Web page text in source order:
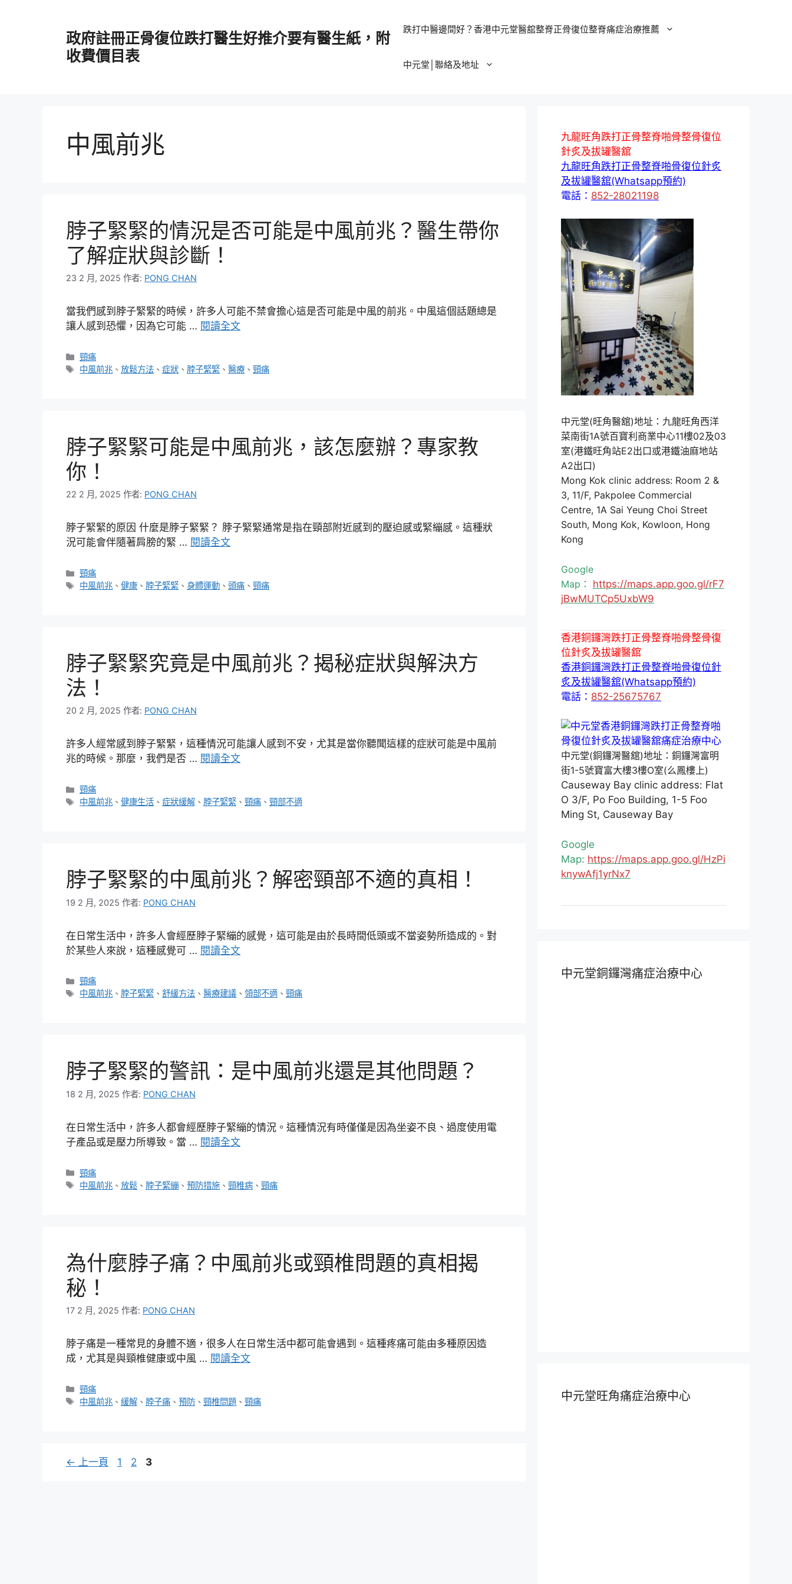
政府註冊正骨復位跌打醫生好推介要有醫生紙，附
收費價目表
跌打中醫邊間好？香港中元堂醫舘整脊正骨復位整脊痛症治療推薦
中元堂│聯絡及地址
中風前兆
脖子緊緊的情況是否可能是中風前兆？醫生帶你
了解症狀與診斷！
23 2 月, 2025 作者: PONG CHAN
當我們感到脖子緊緊的時候，許多人可能不禁會擔心這是否可能是中風的前兆。中風這個話題總是
讓人感到恐懼，因為它可能 … 閱讀全文
分
類
頸痛
標
中風前兆 、放鬆方法 、症狀 、 脖子緊緊 、醫療 、頸痛
脖子緊緊可能是中風前兆，該怎麼辦？專家教
你！
22 2 月, 2025 作者: PONG CHAN
脖子緊緊的原因 什麼是脖子緊緊？ 脖子緊緊通常是指在頸部附近感到的壓迫感或緊繃感。這種狀
況可能會伴隨著肩膀的緊 … 閱讀全文
分
類
頸痛
標
中風前兆 、健康 、 脖子緊緊 、身體運動 、頭痛 、頸痛
脖子緊緊究竟是中風前兆？揭秘症狀與解決方
法！
20 2 月, 2025 作者: PONG CHAN
許多人經常感到脖子緊緊，這種情況可能讓人感到不安，尤其是當你聽聞這樣的症狀可能是中風前
兆的時候。那麼，我們是否 … 閱讀全文
分
類
頸痛
標
中風前兆 、健康生活 、症狀緩解 、 脖子緊緊 、頸痛 、頸部不適
脖子緊緊的中風前兆？解密頸部不適的真相！
19 2 月, 2025 作者: PONG CHAN
在日常生活中，許多人會經歷脖子緊繃的感覺，這可能是由於長時間低頭或不當姿勢所造成的。對
於某些人來說，這種感覺可 … 閱讀全文
分
類
頸痛
標
中風前兆 、 脖子緊緊 、舒緩方法 、醫療建議 、領部不適 、頸痛
脖子緊緊的警訊：是中風前兆還是其他問題？
18 2 月, 2025 作者: PONG CHAN
在日常生活中，許多人都會經歷脖子緊繃的情況。這種情況有時僅僅是因為坐姿不良、過度使用電
子產品或是壓力所導致。當 … 閱讀全文
分
類
頸痛
標
中風前兆 、放鬆 、 脖子緊繃 、預防措施 、頸椎病 、頸痛
為什麼脖子痛？中風前兆或頸椎問題的真相揭
秘！
17 2 月, 2025 作者: PONG CHAN
脖子痛是一種常見的身體不適，很多人在日常生活中都可能會遇到。這種疼痛可能由多種原因造
成，尤其是與頸椎健康或中風 … 閱讀全文
分
類
頸痛
標
中風前兆 、緩解 、 脖子痛 、預防 、頸椎問題 、頸痛
← 上一頁
頁
1
頁
2
頁
3
九龍旺角跌打正骨整脊啪骨整骨復位
針炙及拔罐醫舘
九龍旺角跌打正骨整脊啪骨復位針炙
及拔罐醫舘(Whatsapp預約)
電話： 852-28021198
中元堂(旺角醫舘)地址：九龍旺角西洋
菜南街1A號百寶利商業中心11樓02及03
室(港鐵旺角站E2出口或港鐵油麻地站
A2出口)
Mong Kok clinic address: Room 2 &
3, 11/F, Pakpolee Commercial
Centre, 1A Sai Yeung Choi Street
South, Mong Kok, Kowloon, Hong
Kong
Google
Map： https://maps.app.goo.gl/rF7
jBwMUTCp5UxbW9
香港銅鑼灣跌打正骨整脊啪骨整骨復
位針炙及拔罐醫舘
香港銅鑼灣跌打正骨整脊啪骨復位針
炙及拔罐醫舘(Whatsapp預約)
電話： 852-25675767
中元堂(銅鑼灣醫舘)地址：銅鑼灣富明
街1-5號寶富大樓3樓O室(么鳳樓上)
Causeway Bay clinic address: Flat
O 3/F, Po Foo Building, 1-5 Foo
Ming St, Causeway Bay
Google
Map: https://maps.app.goo.gl/HzPi
knywAfj1yrNx7
中元堂銅鑼灣痛症治療中心
中元堂旺角痛症治療中心